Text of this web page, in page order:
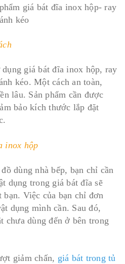
giá bát đĩa inox hộp- ray
kéo
giá bát đĩa inox hộp, ray
kéo. Một cách an toàn,
lâu. Sản phẩm cần được
bảo kích thước lắp đặt
inox hộp
dùng nhà bếp, bạn chỉ cần
dụng trong giá bát đĩa sẽ
Việc của bạn chỉ đơn
dụng mình cần. Sau đó,
chưa dùng đến ở bên trong
giảm chấn, giá bát trong tủ